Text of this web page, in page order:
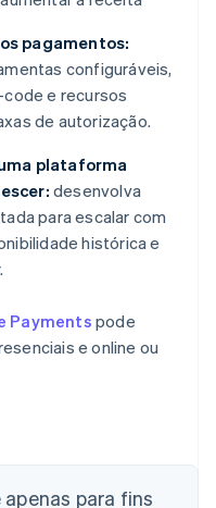
pagamentos:
configuráveis,
e recursos
de autorização.
plataforma
desenvolva
para escalar com
histórica e
Payments pode
e online ou
para fins